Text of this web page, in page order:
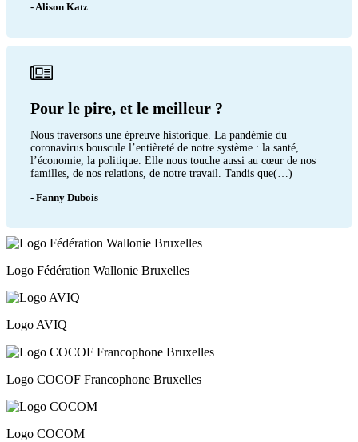
- Alison Katz
Pour le pire, et le meilleur ?
Nous traversons une épreuve historique. La pandémie du
coronavirus bouscule l’entièreté de notre système : la santé,
l’économie, la politique. Elle nous touche aussi au cœur de nos
familles, de nos relations, de notre travail. Tandis que(…)
- Fanny Dubois
Logo Fédération Wallonie Bruxelles
Logo AVIQ
Logo COCOF Francophone Bruxelles
Logo COCOM